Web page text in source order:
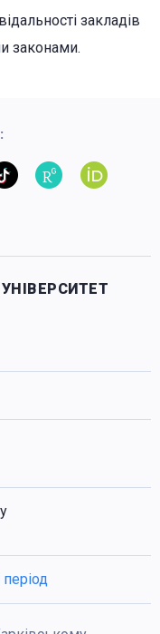
закладів
законами.